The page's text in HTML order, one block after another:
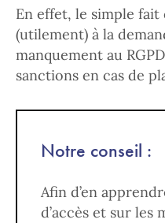
En effet, le simple
(utilement) à la
manquement au
sanctions en cas de
Notre conseil :
Afin d’en
d’accès et sur les